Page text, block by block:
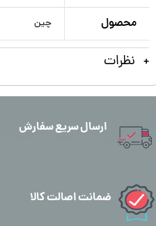
محصول چین
نظرات
ارسال سریع سفارش
ضمانت اصالت کالا